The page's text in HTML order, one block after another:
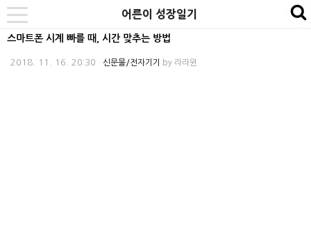
본
내
카
toggle
navigation
어른이 성장일기
스마트폰 시계 빠를 때, 시간 맞추는 방법
2018. 11. 16. 20:30 신문물/전자기기 by 라라윈